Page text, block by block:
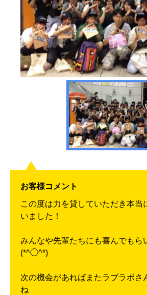
お客様コメント
この度は力を貸していただき本当
いました！
みんなや先輩たちにも喜んでもら
(*^◯^*)
次の機会があればまたラブラボさ
ね